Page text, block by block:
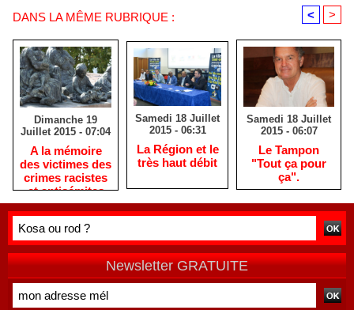
DANS LA MÊME RUBRIQUE : < >
Dimanche 19
Juillet 2015 - 07:04
A la mémoire
des victimes des
crimes racistes
et antisémites
Samedi 18 Juillet
2015 - 06:31
La Région et le
très haut débit
Samedi 18 Juillet
2015 - 06:07
Le Tampon
"Tout ça pour
ça".
Newsletter GRATUITE